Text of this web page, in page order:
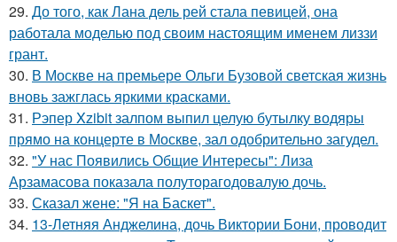
29. До того, как Лана дель рей стала певицей, она
работала моделью под своим настоящим именем лиззи
грант.
30. В Москве на премьере Ольги Бузовой светская жизнь
вновь зажглась яркими красками.
31. Рэпер Xzibit залпом выпил целую бутылку водяры
прямо на концерте в Москве, зал одобрительно загудел.
32. "У нас Появились Общие Интересы": Лиза
Арзамасова показала полуторагодовалую дочь.
33. Сказал жене: "Я на Баскет".
34. 13-Летняя Анджелина, дочь Виктории Бони, проводит